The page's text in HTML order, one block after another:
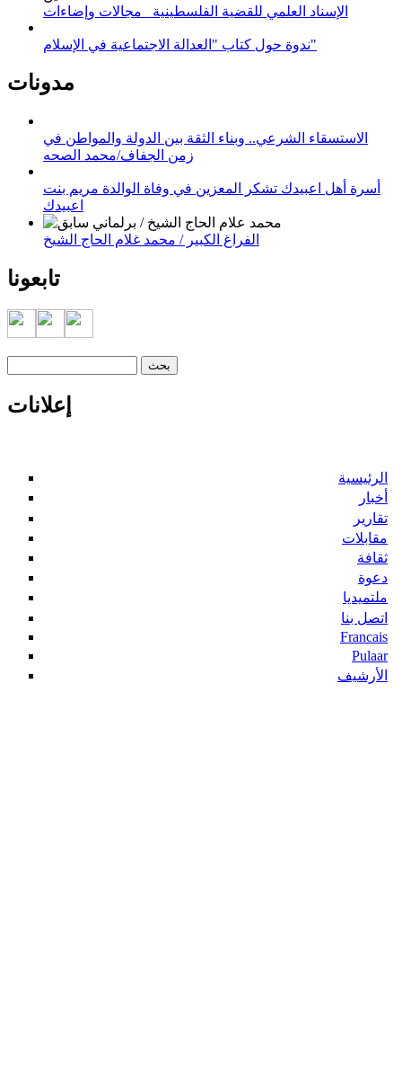
الإسناد العلمي للقضية الفلسطينية_ مجالات وإضاءات
ندوة حول كتاب "العدالة الاجتماعية في الإسلام"
مدونات
الاستسقاء الشرعي.. وبناء الثقة بين الدولة والمواطن في
زمن الجفاف/محمد الصحه
أسرة أهل اعبيدك تشكر المعزين في وفاة الوالدة مريم بنت
اعبيدك
الفراغ الكبير / محمد غلام الحاج الشيخ
تابعونا
إعلانات
الرئيسية
أخبار
تقارير
مقابلات
ثقافة
دعوة
ملتميديا
اتصل بنا
Francais
Pulaar
الأرشيف